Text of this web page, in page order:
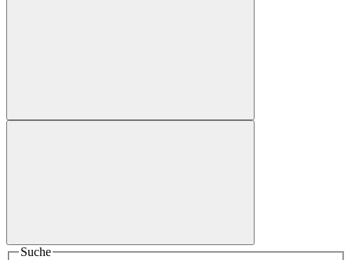
Suche